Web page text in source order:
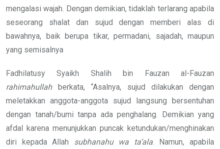
mengalasi wajah. Dengan demikian, tidaklah terlarang apabila
seseorang shalat dan sujud dengan memberi alas di
bawahnya, baik berupa tikar, permadani, sajadah, maupun
yang semisalnya
Fadhilatusy Syaikh Shalih bin Fauzan al-Fauzan
rahimahullahberkata, “Asalnya, sujud dilakukan dengan
meletakkan anggota-anggota sujud langsung bersentuhan
dengan tanah/bumi tanpa ada penghalang. Demikian yang
afdal karena menunjukkan puncak ketundukan/menghinakan
diri kepada Allah subhanahu wa ta’ala. Namun, apabila